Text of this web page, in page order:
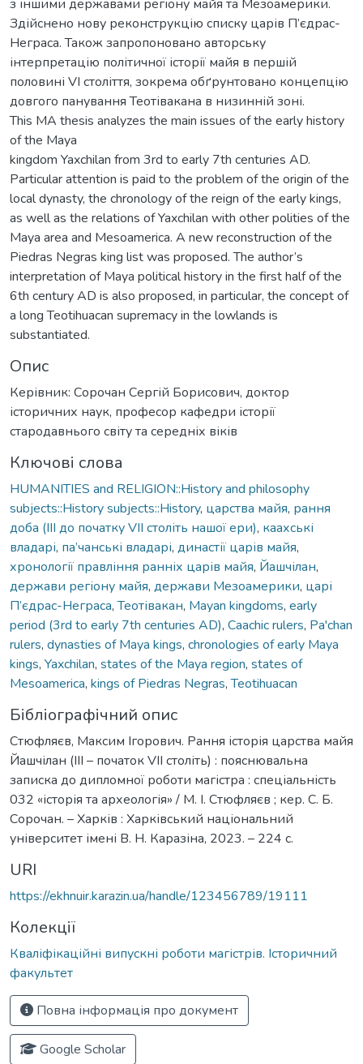
з іншими державами регіону майя та Мезоамерики.
Здійснено нову реконструкцію списку царів П’єдрас-
Неграса. Також запропоновано авторську
інтерпретацію політичної історії майя в першій
половині VI століття, зокрема обґрунтовано концепцію
довгого панування Теотівакана в низинній зоні.
This MA thesis analyzes the main issues of the early history
of the Maya
kingdom Yaxchilan from 3rd to early 7th centuries AD.
Particular attention is paid to the problem of the origin of the
local dynasty, the chronology of the reign of the early kings,
as well as the relations of Yaxchilan with other polities of the
Maya area and Mesoamerica. A new reconstruction of the
Piedras Negras king list was proposed. The author’s
interpretation of Maya political history in the first half of the
6th century AD is also proposed, in particular, the concept of
a long Teotihuacan supremacy in the lowlands is
substantiated.
Опис
Керівник: Сорочан Сергій Борисович, доктор
історичних наук, професор кафедри історії
стародавнього світу та середніх віків
Ключові слова
HUMANITIES and RELIGION::History and philosophy
subjects::History subjects::History, царства майя, рання
доба (ІІІ до початку VII століть нашої ери), каахські
владарі, па’чанські владарі, династії царів майя,
хронології правління ранніх царів майя, Йашчілан,
держави регіону майя, держави Мезоамерики, царі
П’єдрас-Неграса,Теотівакан, Mayan kingdoms, early
period (3rd to early 7th centuries AD), Caachic rulers, Pa'chan
rulers, dynasties of Maya kings, chronologies of early Maya
kings, Yaxchilan, states of the Maya region, states of
Mesoamerica, kings of Piedras Negras,Teotihuacan
Бібліографічний опис
Стюфляєв, Максим Ігорович. Рання історія царства майя
Йашчілан (ІІІ – початок VII століть) : пояснювальна
записка до дипломної роботи магістра : спеціальність
032 «історія та археологія» / М. І. Стюфляєв ; кер. С. Б.
Сорочан. – Харків : Харківський національний
університет імені В. Н. Каразіна, 2023. – 224 с.
URI
https://ekhnuir.karazin.ua/handle/123456789/19111
Колекції
Кваліфікаційні випускні роботи магістрів. Історичний
факультет
Повна інформація про документ
Google Scholar